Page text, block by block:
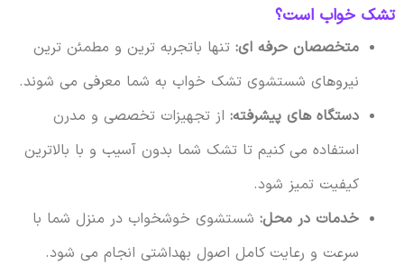
تشک خواب است؟
متخصصان حرفه ای:تنها باتجربه ترین و مطمئن ترین
نیروهای شستشوی تشک خواب به شما معرفی می شوند.
دستگاه های پیشرفته:از تجهیزات تخصصی و مدرن
استفاده می کنیم تا تشک شما بدون آسیب و با بالاترین
کیفیت تمیز شود.
خدمات در محل:شستشوی خوشخواب در منزل شما با
سرعت و رعایت کامل اصول بهداشتی انجام می شود.